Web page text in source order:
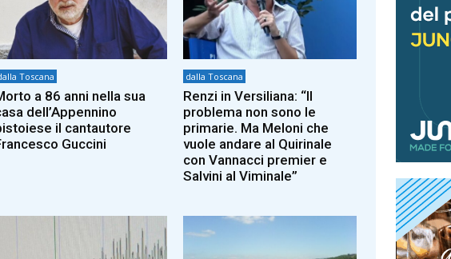
Toscana
a 86 anni nella sua
dell’Appennino
il cantautore
Guccini
dalla Toscana
Renzi in Versiliana: “Il
problema non sono le
primarie. Ma Meloni che
vuole andare al Quirinale
con Vannacci premier e
Salvini al Viminale”